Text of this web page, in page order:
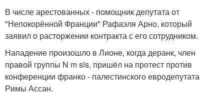
В числе арестованных - помощник депутата от
"Непокорённой Франции" Рафаэля Арно, который
заявил о расторжении контракта с его сотрудником.
Нападение произошло в Лионе, когда деранк, член
правой группы N m sis, пришёл на протест против
конференции франко - палестинского евродепутата
Римы Ассан.